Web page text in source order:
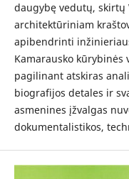
daugybę vedutų, skirtų
architektūriniam
apibendrinti
Kamarausko
pagilinant atskiras
biografijos detales ir
asmenines įžvalgas
dokumentalistikos,